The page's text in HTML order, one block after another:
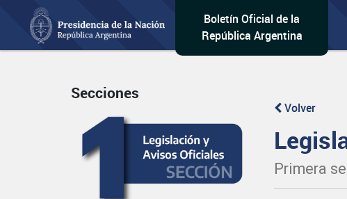
Boletín Oficial de la
República Argentina
Secciones
Volver
Primera